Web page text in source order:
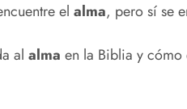
el alma, pero sí se
al alma en la Biblia y cómo